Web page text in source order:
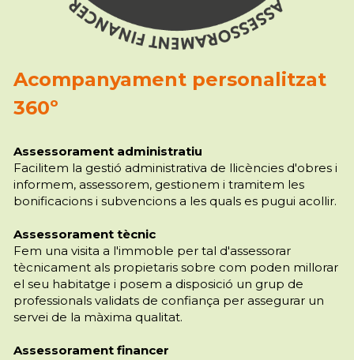
Acompanyament personalitzat
360º
Assessorament administratiu
Facilitem la gestió administrativa de llicències d'obres i
informem, assessorem, gestionem i tramitem les
bonificacions i subvencions a les quals es pugui acollir.
Assessorament tècnic
Fem una visita a l'immoble per tal d'assessorar
tècnicament als propietaris sobre com poden millorar
el seu habitatge i posem a disposició un grup de
professionals validats de confiança per assegurar un
servei de la màxima qualitat.
Assessorament financer